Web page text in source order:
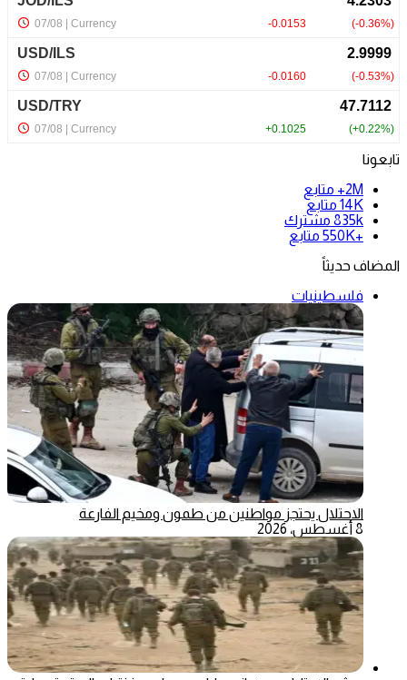
تابعونا
2M+
متابع
14K متابع
835k مشترك
+550K
متابع
المضاف حديثاً
فلسطينيات
الاحتلال يحتجز مواطنين من طمون ومخيم الفارعة
8 أغسطس، 2026